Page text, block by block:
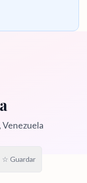
, Venezuela
☆ Guardar